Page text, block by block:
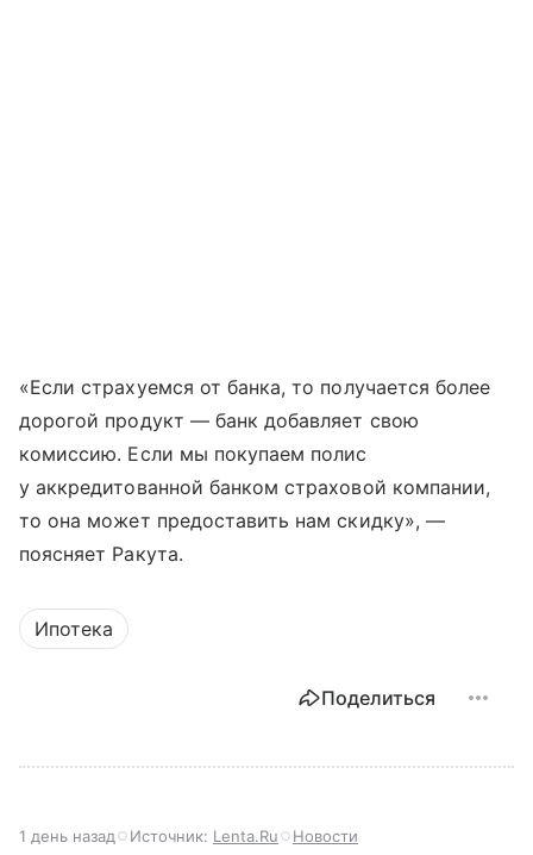
«Если страхуемся от банка, то получается более
дорогой продукт — банк добавляет свою
комиссию. Если мы покупаем полис
у аккредитованной банком страховой компании,
то она может предоставить нам скидку», —
поясняет Ракута.
Ипотека
Поделиться
1 день назад Источник: Lenta.Ru Новости